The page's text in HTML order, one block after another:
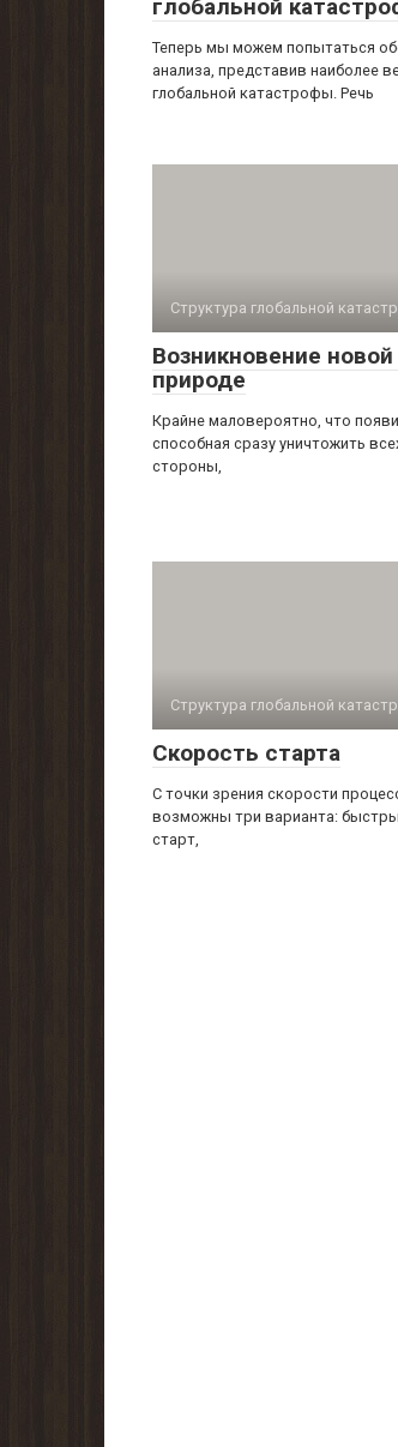
глобальной
Теперь мы можем попытаться
анализа, представив наиболее
глобальной катастрофы. Речь
Структура глобальной
Возникновение
природе
Крайне маловероятно, что
способная сразу уничтожить
стороны,
Структура глобальной
Скорость старта
С точки зрения скорости
возможны три варианта:
старт,